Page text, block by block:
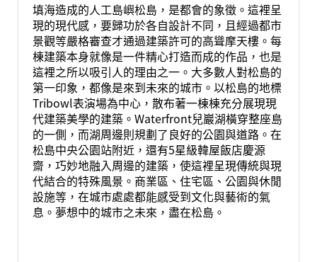
填海造成的人工島嶼松島，是都會的象徵。這裡呈
現的現代感，要歸功於各自設計不同，且經過都市
景觀等嚴格審查才通過建築許可的高聳摩天樓。每
棟建築本身就像是一件精心打造而成的作品，也是
這裡之所以吸引人的理由之一。大多數人對松島的
第一印象，都像是來到未來的城市。以松島的地標
Tribowl表演場為中心，散布著一棟棟充分展現現
代建築美學的建築。Waterfront兒巖湖橫穿整座島
的一側，而湖周邊則規劃了良好的公園與道路。在
松島中央公園站附近，還有5星級韓屋飯店慶源
齋，巧妙地融入周邊的建築，使這裡呈現傳統與現
代結合的特殊風景。商業區、住宅區、公園與休閒
設施等，在城市處處都能感受到文化與藝術的氣
息。夢想中的城市之未來，盡在松島。